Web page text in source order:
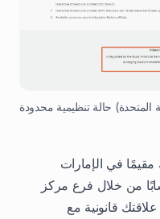
في الإمارات
من خلال فرع مركز
قانونية مع